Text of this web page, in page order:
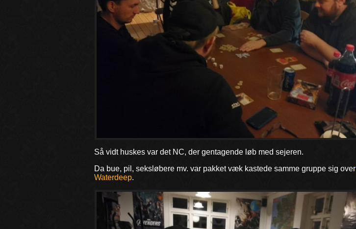
Så vidt huskes var det NC, der gentagende løb med sejeren.
Da bue, pil, seksløbere mv. var pakket væk kastede samme gruppe sig over
Waterdeep.